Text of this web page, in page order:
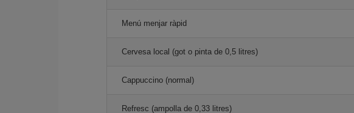
Menú menjar ràpid
Cervesa local (got o pinta de 0,5 litres)
Cappuccino (normal)
Refresc (ampolla de 0,33 litres)